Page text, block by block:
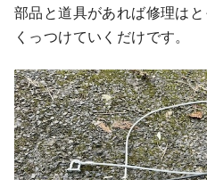
部品と道具があれば修理は
くっつけていくだけです。